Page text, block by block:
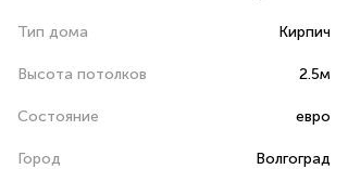
Тип дома Кирпич
Высота потолков 2.5м
Состояние евро
Город Волгоград